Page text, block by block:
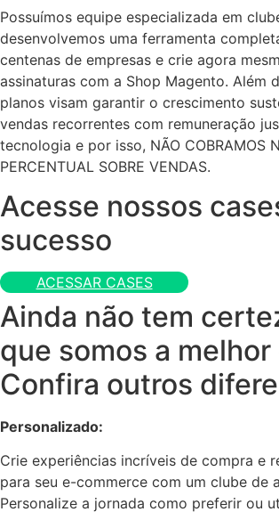
Possuímos equipe especializada em
desenvolvemos uma ferramenta
centenas de empresas e crie agora
assinaturas com a Shop Magento. Além
planos visam garantir o crescimento
vendas recorrentes com remuneração
tecnologia e por isso, NÃO COBRAMOS
PERCENTUAL SOBRE VENDAS.
Acesse nossos
sucesso
ACESSAR CASES
Ainda não tem
que somos a
Confira outros
Personalizado:
Crie experiências incríveis de compra e
para seu e-commerce com um clube de
Personalize a jornada como preferir ou